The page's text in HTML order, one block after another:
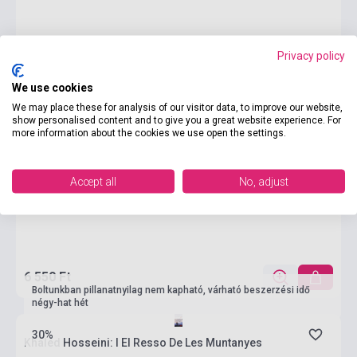
6 550 Ft
30%
Boltunkban pillanatnyilag nem kapható, várható beszerzési idő
négy-hat hét
Khaled Hosseini: I El Resso De Les Muntanyes
Privacy policy
We use cookies
We may place these for analysis of our visitor data, to improve our website,
show personalised content and to give you a great website experience. For
more information about the cookies we use open the settings.
Accept all No, adjust